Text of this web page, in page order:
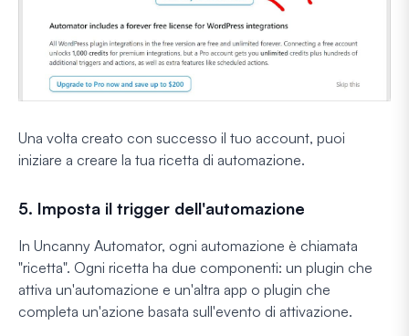
Una volta creato con successo il tuo account, puoi
iniziare a creare la tua ricetta di automazione.
5. Imposta il trigger dell'automazione
In Uncanny Automator, ogni automazione è chiamata
"ricetta". Ogni ricetta ha due componenti: un plugin che
attiva un'automazione e un'altra app o plugin che
completa un'azione basata sull'evento di attivazione.